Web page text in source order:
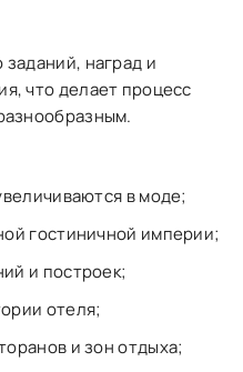
наград и
что делает процесс
в моде;
гостиничной империи;
и построек;
отеля;
и зон отдыха;